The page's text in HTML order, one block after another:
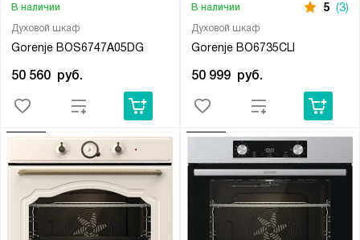
Духовой шкаф
Gorenje BOS6747A05DG
В наличии
50 560 руб.
Духовой шкаф
Gorenje BO6735CLI
В наличии 5 (3)
50 999 руб.